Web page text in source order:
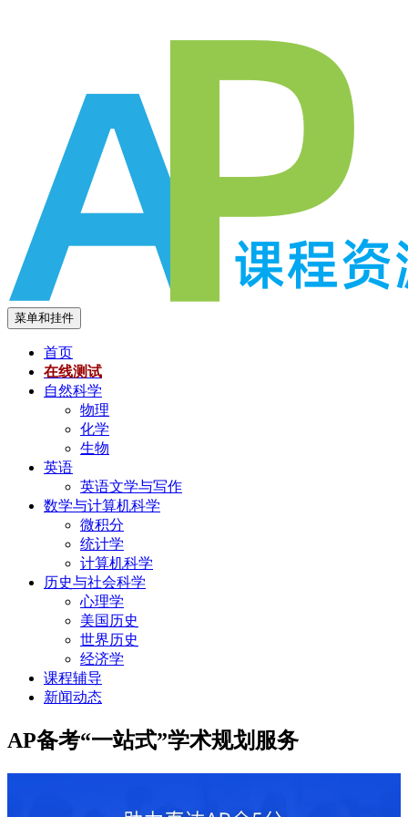
菜单和挂件
首页
在线测试
自然科学
物理
化学
生物
英语
英语文学与写作
数学与计算机科学
微积分
统计学
计算机科学
历史与社会科学
心理学
美国历史
世界历史
经济学
课程辅导
新闻动态
AP备考“一站式”学术规划服务